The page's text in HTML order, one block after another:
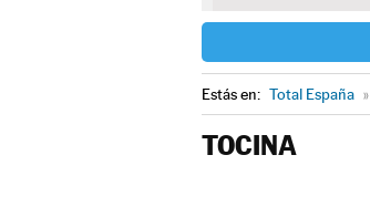
Estás en: Total España »
TOCINA